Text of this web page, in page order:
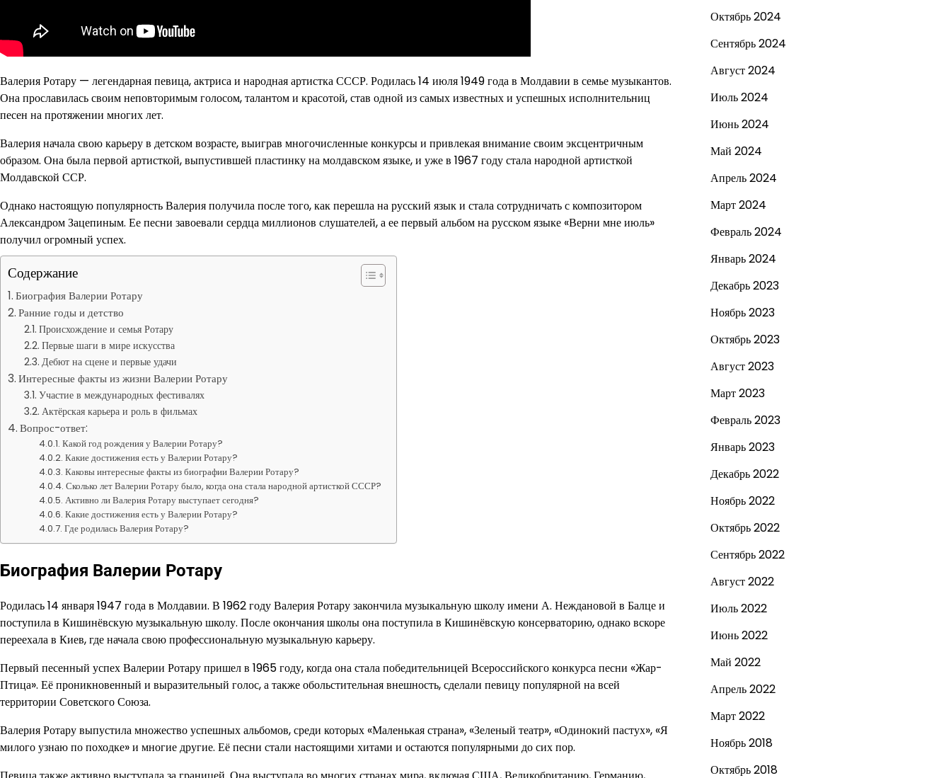
Валерия Ротару — легендарная певица, актриса и народная артистка СССР. Родилась 14 июля 1949 года в Молдавии в семье музыкантов.
Она прославилась своим неповторимым голосом, талантом и красотой, став одной из самых известных и успешных исполнительниц
песен на протяжении многих лет.
Валерия начала свою карьеру в детском возрасте, выиграв многочисленные конкурсы и привлекая внимание своим эксцентричным
образом. Она была первой артисткой, выпустившей пластинку на молдавском языке, и уже в 1967 году стала народной артисткой
Молдавской ССР.
Однако настоящую популярность Валерия получила после того, как перешла на русский язык и стала сотрудничать с композитором
Александром Зацепиным. Ее песни завоевали сердца миллионов слушателей, а ее первый альбом на русском языке «Верни мне июль»
получил огромный успех.
Содержание
Биография Валерии Ротару
Ранние годы и детство
Происхождение и семья Ротару
Первые шаги в мире искусства
Дебют на сцене и первые удачи
Интересные факты из жизни Валерии Ротару
Участие в международных фестивалях
Актёрская карьера и роль в фильмах
Вопрос-ответ:
Какой год рождения у Валерии Ротару?
Какие достижения есть у Валерии Ротару?
Каковы интересные факты из биографии Валерии Ротару?
Сколько лет Валерии Ротару было, когда она стала народной артисткой СССР?
Активно ли Валерия Ротару выступает сегодня?
Какие достижения есть у Валерии Ротару?
Где родилась Валерия Ротару?
Биография Валерии Ротару
Родилась 14 января 1947 года в Молдавии. В 1962 году Валерия Ротару закончила музыкальную школу имени А. Неждановой в Балце и
поступила в Кишинёвскую музыкальную школу. После окончания школы она поступила в Кишинёвскую консерваторию, однако вскоре
переехала в Киев, где начала свою профессиональную музыкальную карьеру.
Первый песенный успех Валерии Ротару пришел в 1965 году, когда она стала победительницей Всероссийского конкурса песни «Жар-
Птица». Её проникновенный и выразительный голос, а также обольстительная внешность, сделали певицу популярной на всей
территории Советского Союза.
Валерия Ротару выпустила множество успешных альбомов, среди которых «Маленькая страна», «Зеленый театр», «Одинокий пастух», «Я
милого узнаю по походке» и многие другие. Её песни стали настоящими хитами и остаются популярными до сих пор.
Октябрь 2024
Сентябрь 2024
Август 2024
Июль 2024
Июнь 2024
Май 2024
Апрель 2024
Март 2024
Февраль 2024
Январь 2024
Декабрь 2023
Ноябрь 2023
Октябрь 2023
Август 2023
Март 2023
Февраль 2023
Январь 2023
Декабрь 2022
Ноябрь 2022
Октябрь 2022
Сентябрь 2022
Август 2022
Июль 2022
Июнь 2022
Май 2022
Апрель 2022
Март 2022
Ноябрь 2018
Октябрь 2018